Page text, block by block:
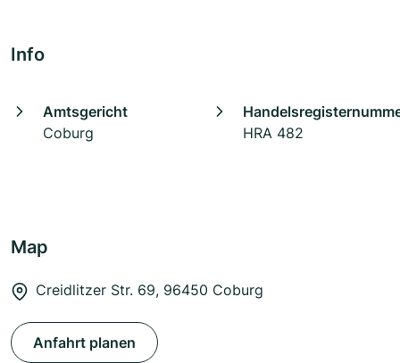
Info
Amtsgericht
Coburg
HRA 482
Map
Creidlitzer Str. 69, 96450 Coburg
Anfahrt planen